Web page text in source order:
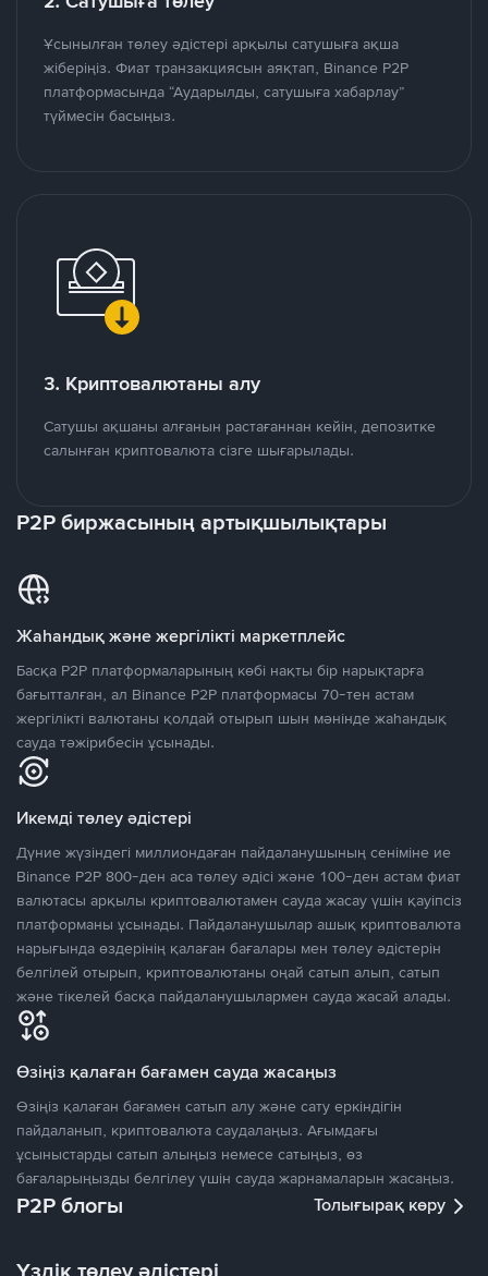
Ұсынылған төлеу әдістері арқылы сатушыға ақша
жіберіңіз. Фиат транзакциясын аяқтап, Binance P2P
платформасында “Аударылды, сатушыға хабарлау”
түймесін басыңыз.
3. Криптовалютаны алу
Сатушы ақшаны алғанын растағаннан кейін, депозитке
салынған криптовалюта сізге шығарылады.
P2P биржасының артықшылықтары
Жаһандық және жергілікті маркетплейс
Басқа P2P платформаларының көбі нақты бір нарықтарға
бағытталған, ал Binance P2P платформасы 70-тен астам
жергілікті валютаны қолдай отырып шын мәнінде жаһандық
сауда тәжірибесін ұсынады.
Икемді төлеу әдістері
Дүние жүзіндегі миллиондаған пайдаланушының сеніміне ие
Binance P2P 800-ден аса төлеу әдісі және 100-ден астам фиат
валютасы арқылы криптовалютамен сауда жасау үшін қауіпсіз
платформаны ұсынады. Пайдаланушылар ашық криптовалюта
нарығында өздерінің қалаған бағалары мен төлеу әдістерін
белгілей отырып, криптовалютаны оңай сатып алып, сатып
және тікелей басқа пайдаланушылармен сауда жасай алады.
Өзіңіз қалаған бағамен сауда жасаңыз
Өзіңіз қалаған бағамен сатып алу және сату еркіндігін
пайдаланып, криптовалюта саудалаңыз. Ағымдағы
ұсыныстарды сатып алыңыз немесе сатыңыз, өз
бағаларыңызды белгілеу үшін сауда жарнамаларын жасаңыз.
P2P блогы Толығырақ көру